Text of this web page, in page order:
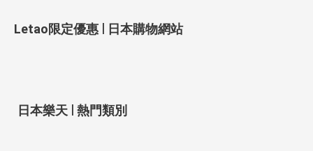
Letao限定優惠 | 日本購物網站
日本樂天 | 熱門類別